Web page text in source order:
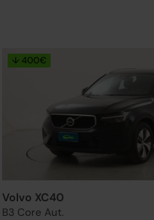
↓ 400€
Volvo XC40
B3 Core Aut.